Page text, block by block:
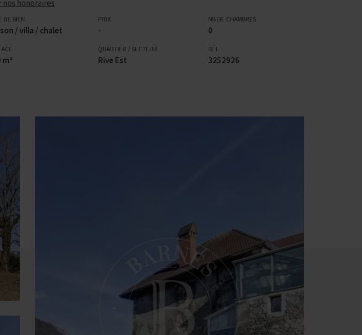
nos honoraires
DE BIEN
/ villa / chalet
PRIX
-
NB DE CHAMBRES
0
m²
QUARTIER / SECTEUR
Rive Est
RÉF
3252926